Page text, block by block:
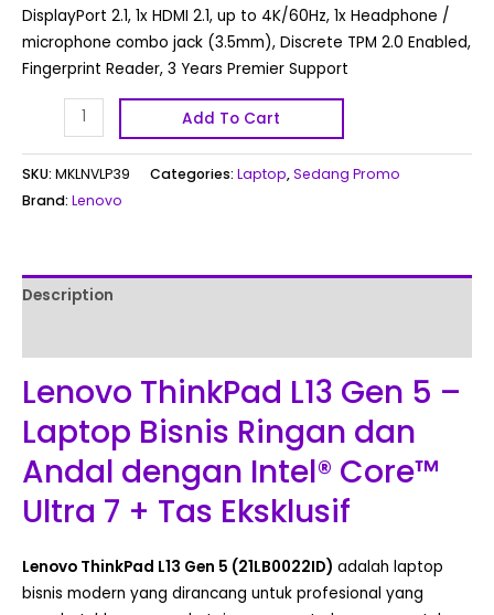
DisplayPort 2.1, 1x HDMI 2.1, up to 4K/60Hz, 1x Headphone /
microphone combo jack (3.5mm), Discrete TPM 2.0 Enabled,
Fingerprint Reader, 3 Years Premier Support
Add To Cart
SKU: MKLNVLP39 Categories: Laptop,Sedang Promo
Brand: Lenovo
Description
Lenovo ThinkPad L13 Gen 5 –
Laptop Bisnis Ringan dan
Andal dengan Intel® Core™
Ultra 7 + Tas Eksklusif
Lenovo ThinkPad L13 Gen 5 (21LB0022ID) adalah laptop
bisnis modern yang dirancang untuk profesional yang